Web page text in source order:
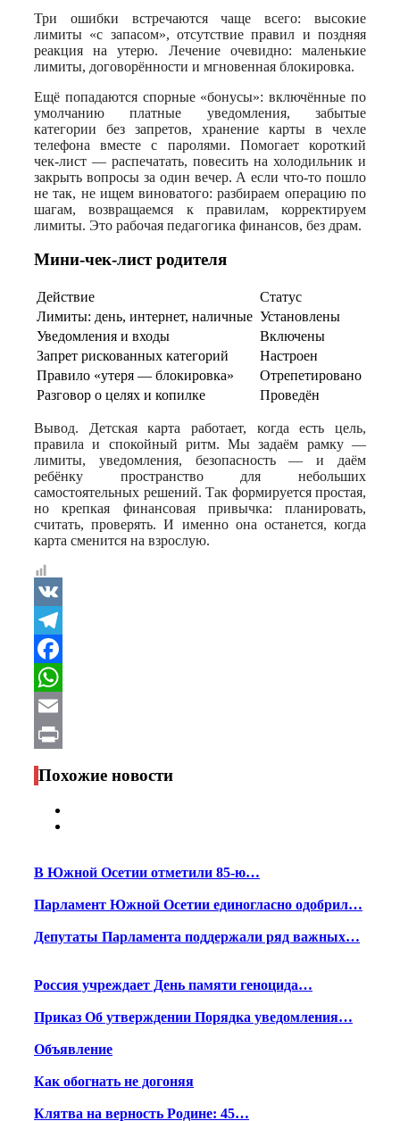
Три ошибки встречаются чаще всего: высокие
лимиты «с запасом», отсутствие правил и поздняя
реакция на утерю. Лечение очевидно: маленькие
лимиты, договорённости и мгновенная блокировка.
Ещё попадаются спорные «бонусы»: включённые по
умолчанию платные уведомления, забытые
категории без запретов, хранение карты в чехле
телефона вместе с паролями. Помогает короткий
чек‑лист — распечатать, повесить на холодильник и
закрыть вопросы за один вечер. А если что-то пошло
не так, не ищем виноватого: разбираем операцию по
шагам, возвращаемся к правилам, корректируем
лимиты. Это рабочая педагогика финансов, без драм.
Мини‑чек‑лист родителя
Действие
Статус
Лимиты: день, интернет, наличные Установлены
Уведомления и входы
Включены
Запрет рискованных категорий
Настроен
Правило «утеря — блокировка»
Отрепетировано
Разговор о целях и копилке
Проведён
Вывод. Детская карта работает, когда есть цель,
правила и спокойный ритм. Мы задаём рамку —
лимиты, уведомления, безопасность — и даём
ребёнку пространство для небольших
самостоятельных решений. Так формируется простая,
но крепкая финансовая привычка: планировать,
считать, проверять. И именно она останется, когда
карта сменится на взрослую.
VK
Telegram
Facebook
WhatsApp
Email
Print
Похожие новости
В Южной Осетии отметили 85-ю…
Парламент Южной Осетии единогласно одобрил…
Депутаты Парламента поддержали ряд важных…
Россия учреждает День памяти геноцида…
Приказ Об утверждении Порядка уведомления…
Объявление
Как обогнать не догоняя
Клятва на верность Родине: 45…